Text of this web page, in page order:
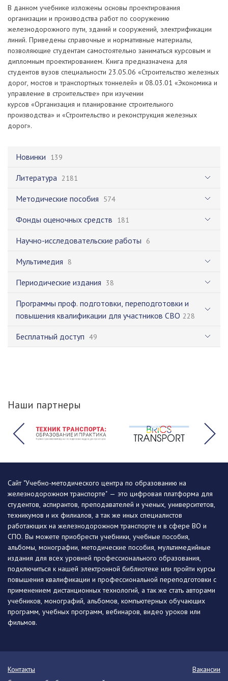
Новинки 139
Литература 2181
Методические пособия 574
Фонды оценочных средств 181
Научно-исследовательские работы 6
Мультимедия 8
Периодические издания 38
Программы проф. подготовки, переподготовки и
повышения квалификации для участников СВО 228
Бесплатный доступ 49
В данном учебнике изложены основы проектирования
организации и производства работ по сооружению
железнодорожного пути, зданий и сооружений, электрификации
линий. Приведены справочные и нормативные материалы,
позволяющие студентам самостоятельно заниматься курсовым и
дипломным проектированием. Книга предназначена для
студентов вузов специальности 23.05.06 «Строительство железных
дорог, мостов и транспортных тоннелей» и 08.03.01 «Экономика и
управление в строительстве» при изучении
курсов «Организация и планирование строительного
производства» и «Строительство и реконструкция железных
дорог».
Наши партнеры
Сайт "Учебно-методического центра по образованию на
железнодорожном транспорте" — это цифровая платформа для
студентов, аспирантов, преподавателей и ученых, университетов,
техникумов и их филиалов, а так же иных специалистов
работающих на железнодорожном транспорте и в сфере ВО и
СПО. Вы можете приобрести учебники, учебные пособия,
альбомы, монографии, методические пособия, мультимедийные
издания для всех уровней профессионального образования,
подключиться к нашей электронной библиотеке или пройти курсы
повышения квалификации и профессиональной переподготовки с
применением дистанционных технологий, а так же стать авторами
учебников, монографий, альбомов, компьютерных обучающих
программ, учебных программ, вебинаров, видео уроков или
фильмов.
Контакты
Вакансии